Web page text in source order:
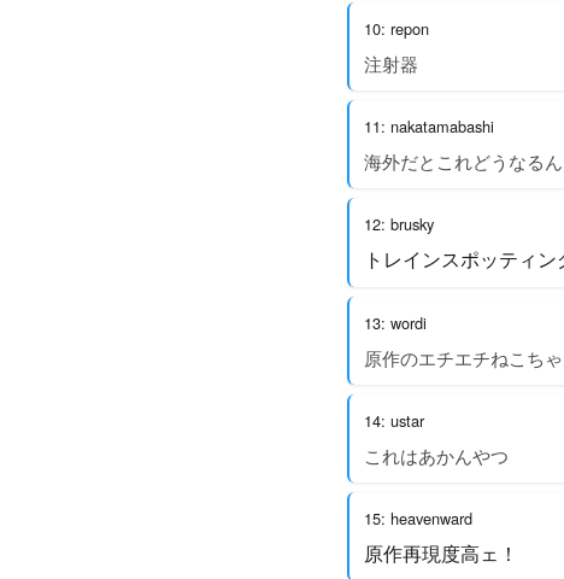
10: repon
注射器
11: nakatamabashi
海外だとこれどうなる
12: brusky
トレインスポッティ
13: wordi
原作のエチエチねこち
14: ustar
これはあかんやつ
15: heavenward
原作再現度高ェ！